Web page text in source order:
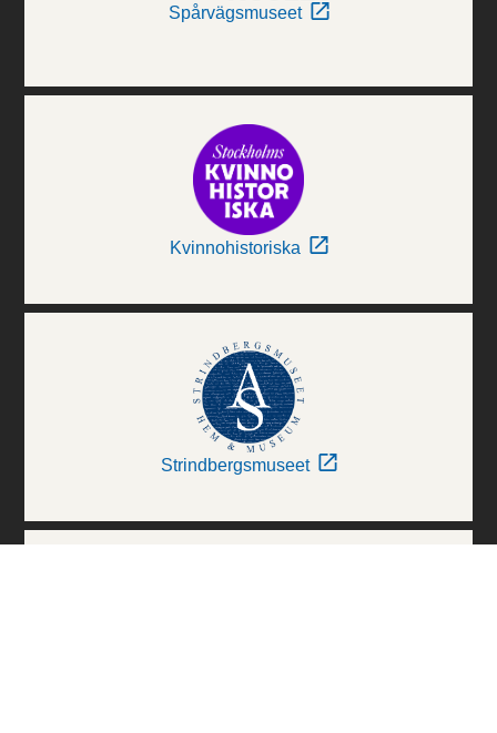
Spårvägsmuseet
Kvinnohistoriska
Strindbergsmuseet